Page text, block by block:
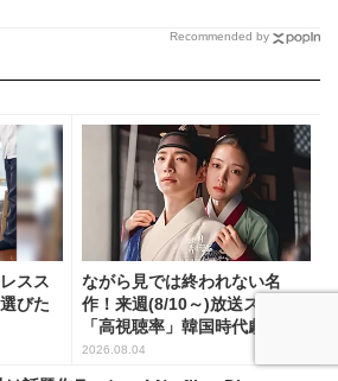
Recommended by
スス
びた
ながら見では終われない名
作！来週(8/10～)放送スタート
「高視聴率」韓国時代劇...
2026.08.04